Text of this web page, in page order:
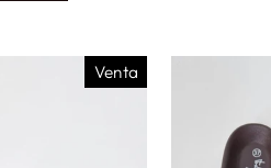
Venta